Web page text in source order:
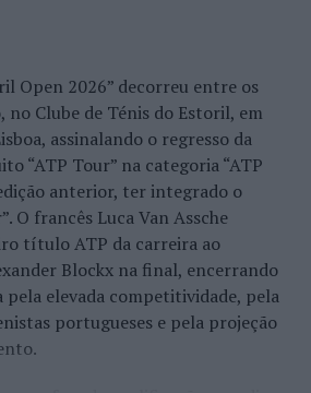
preservar a capacidade de reflexão
marcado pela abundância de
evolução tecnológica. O
permanece, mas o seu
de como o cérebro é
finalizou Fabiano de Abreu
Open 2026” decorreu entre os
no Clube de Ténis do Estoril, em
assinalando o regresso da
“ATP Tour” na categoria “ATP
anterior, ter integrado o
O francês Luca Van Assche
título ATP da carreira ao
Blockx na final, encerrando
pela elevada competitividade, pela
portugueses e pela projeção